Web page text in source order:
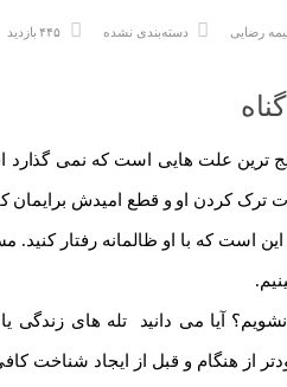
رضایی دسته‌بندی نشده
ترین علت هایی است که نمی گذارد
ترک کردن او و قطع امیدش برایمان
این است که با او ظالمانه رفتار
آیا می دانید تله های زندگی
از هنگام و قبل از ایجاد شناخت